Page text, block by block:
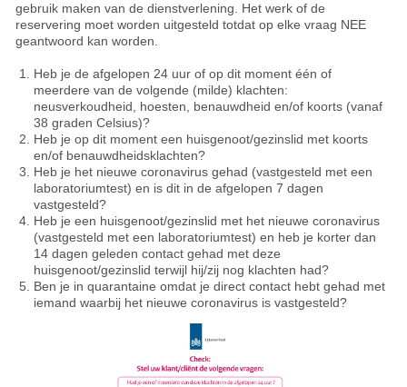
gebruik maken van de dienstverlening. Het werk of de
reservering moet worden uitgesteld totdat op elke vraag NEE
geantwoord kan worden.
Heb je de afgelopen 24 uur of op dit moment één of
meerdere van de volgende (milde) klachten:
neusverkoudheid, hoesten, benauwdheid en/of koorts (vanaf
38 graden Celsius)?
Heb je op dit moment een huisgenoot/gezinslid met koorts
en/of benauwdheidsklachten?
Heb je het nieuwe coronavirus gehad (vastgesteld met een
laboratoriumtest) en is dit in de afgelopen 7 dagen
vastgesteld?
Heb je een huisgenoot/gezinslid met het nieuwe coronavirus
(vastgesteld met een laboratoriumtest) en heb je korter dan
14 dagen geleden contact gehad met deze
huisgenoot/gezinslid terwijl hij/zij nog klachten had?
Ben je in quarantaine omdat je direct contact hebt gehad met
iemand waarbij het nieuwe coronavirus is vastgesteld?